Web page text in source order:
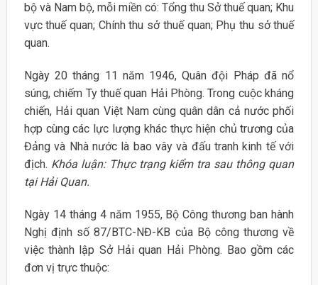
bộ và Nam bộ, mỗi miền có: Tổng thu Sở thuế quan; Khu
vực thuế quan; Chính thu sở thuế quan; Phụ thu sở thuế
quan.
Ngày 20 tháng 11 năm 1946, Quân đội Pháp đã nổ
súng, chiếm Ty thuế quan Hải Phòng. Trong cuộc kháng
chiến, Hải quan Việt Nam cùng quân dân cả nước phối
hợp cùng các lực lượng khác thực hiện chủ trương của
Đảng và Nhà nước là bao vây và đấu tranh kinh tế với
địch. Khóa luận: Thực trạng kiểm tra sau thông quan
tại Hải Quan.
Ngày 14 tháng 4 năm 1955, Bộ Công thương ban hành
Nghị định số 87/BTC-NĐ-KB của Bộ công thương về
việc thành lập Sở Hải quan Hải Phòng. Bao gồm các
đơn vị trực thuộc: